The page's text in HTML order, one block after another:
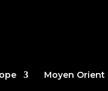
Moyen Orient